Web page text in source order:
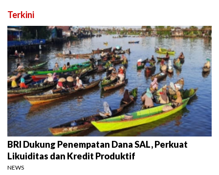
Terkini
BRI Dukung Penempatan Dana SAL, Perkuat
Likuiditas dan Kredit Produktif
NEWS